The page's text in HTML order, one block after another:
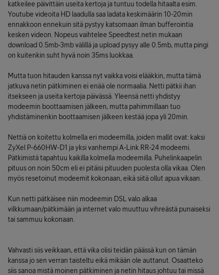
katkeilee päivittäin useita kertoja ja tuntuu todella hitaalta esim.
Youtube videoita HD laadulla saa ladata keskimäärin 10-20min
ennakkoon ennekuin sitä pystyy katsomaan ilman bufferointia
kesken videon. Nopeus vaihtelee Speedtest.netin mukaan
download 0.5mb-3mb välillä ja upload pysyy alle 0.5mb, mutta pingi
on kuitenkin suht hyvä noin 35ms luokkaa.
Mutta tuon hitauden kanssa nyt vaikka voisi elääkkin, mutta tämä
jatkuva netin pätkiminen ei enää ole normaalia. Netti pätkii ihan
itsekseen ja useita kertoja päivässä. Yleensä netti yhdistyy
modeemin boottaamisen jälkeen, mutta pahimmillaan tuo
yhdistäminenkin boottaamisen jälkeen kestää jopa yli 20min.
Nettiä on koitettu kolmella eri modeemilla, joiden mallit ovat: kaksi
ZyXel P-660HW-D1 ja yksi vanhempi A-Link RR-24 modeemi.
Pätkimistä tapahtuu kaikilla kolmella modeemilla. Puhelinkaapelin
pituus on noin 50cm eli ei pitäisi pituuden puolesta olla vikaa. Olen
myös resetoinut modeemit kokonaan, eikä siitä ollut apua vikaan.
Kun netti pätkäisee niin modeemin DSL valo alkaa
vilkkumaan/pätkimään ja internet valo muuttuu vihreästä punaiseksi
tai sammuu kokonaan.
Vahvasti siis veikkaan, että vika olisi teidän päässä kun on tämän
kanssa jo sen verran taisteltu eikä mikään ole auttanut. Osaatteko
siis sanoa mistä moinen pätkiminen ja netin hitaus johtuu tai missä